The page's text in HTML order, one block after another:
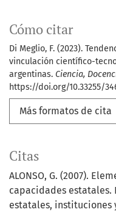
Cómo citar
Di Meglio, F. (2023).
vinculación científico-
argentinas. Ciencia,
https://doi.org/10.33255/
Más formatos de cita
Citas
ALONSO, G. (2007).
capacidades estatales.
estatales, instituciones